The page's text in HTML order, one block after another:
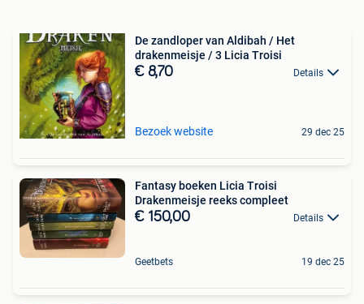
De zandloper van Aldibah / Het
drakenmeisje / 3 Licia Troisi
€ 8,70 Details
Bezoek website 29 dec 25
Fantasy boeken Licia Troisi
Drakenmeisje reeks compleet
€ 150,00 Details
Geetbets 19 dec 25